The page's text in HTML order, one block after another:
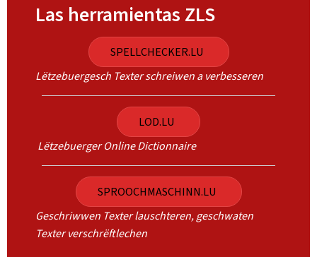
Las herramientas ZLS
SPELLCHECKER.LU
Lëtzebuergesch Texter schreiwen a verbesseren
LOD.LU
Lëtzebuerger Online Dictionnaire
SPROOCHMASCHINN.LU
Geschriwwen Texter lauschteren, geschwaten
Texter verschrëftlechen